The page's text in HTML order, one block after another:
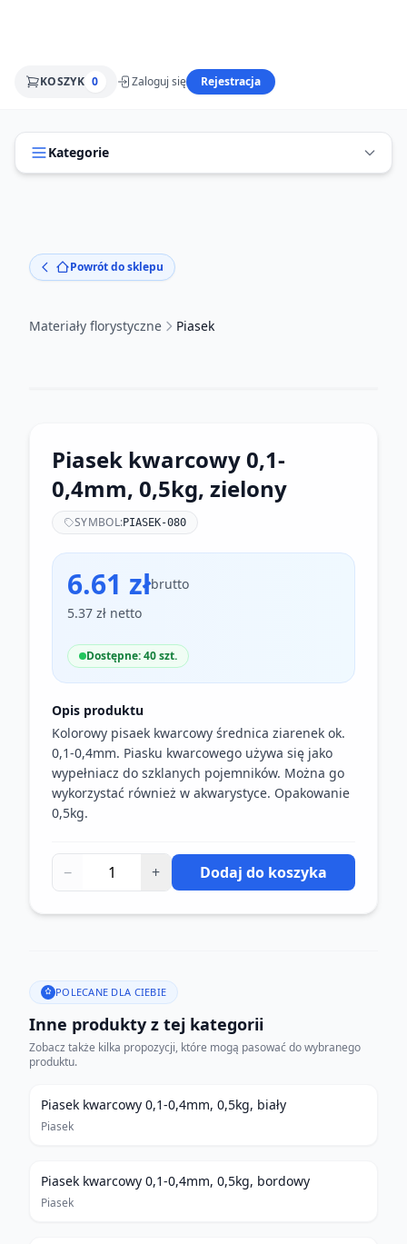
KOSZYK 0 Zaloguj się Rejestracja
Kategorie
Powrót do sklepu
Materiały florystyczne Piasek
Piasek kwarcowy 0,1-
0,4mm, 0,5kg, zielony
SYMBOL:PIASEK-080
6.61 złbrutto
5.37 zł netto
Dostępne: 40 szt.
Opis produktu
Kolorowy pisaek kwarcowy średnica ziarenek ok.
0,1-0,4mm. Piasku kwarcowego używa się jako
wypełniacz do szklanych pojemników. Można go
wykorzystać również w akwarystyce. Opakowanie
0,5kg.
− + Dodaj do koszyka
POLECANE DLA CIEBIE
Inne produkty z tej kategorii
Zobacz także kilka propozycji, które mogą pasować do wybranego
produktu.
Piasek kwarcowy 0,1-0,4mm, 0,5kg, biały
Piasek
Piasek kwarcowy 0,1-0,4mm, 0,5kg, bordowy
Piasek